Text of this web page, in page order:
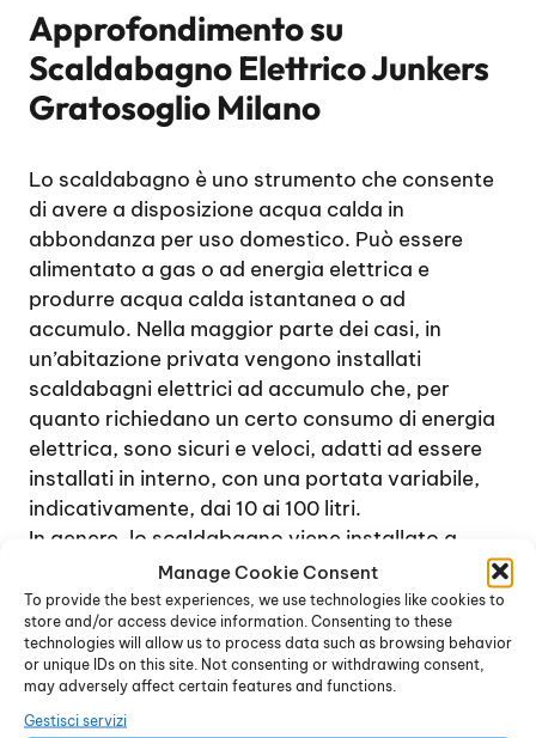
Manage Cookie Consent
To provide the best experiences, we use technologies like cookies to
store and/or access device information. Consenting to these
technologies will allow us to process data such as browsing behavior
or unique IDs on this site. Not consenting or withdrawing consent,
may adversely affect certain features and functions.
Gestisci servizi
Approfondimento su
Scaldabagno Elettrico Junkers
Gratosoglio Milano
Lo scaldabagno è uno strumento che consente
di avere a disposizione acqua calda in
abbondanza per uso domestico. Può essere
alimentato a gas o ad energia elettrica e
produrre acqua calda istantanea o ad
accumulo. Nella maggior parte dei casi, in
un’abitazione privata vengono installati
scaldabagni elettrici ad accumulo che, per
quanto richiedano un certo consumo di energia
elettrica, sono sicuri e veloci, adatti ad essere
installati in interno, con una portata variabile,
indicativamente, dai 10 ai 100 litri.
In genere, lo scaldabagno viene installato a
parete, in bagno o in cucina, raramente a
pavimento, a meno che non si tratti di un
dispositivo di grandi dimensioni. Per ridurre al
minimo le spese di gestione, si consiglia di
installare uno scaldabagno di proporzioni
adeguate alle effettive necessità, tenendo